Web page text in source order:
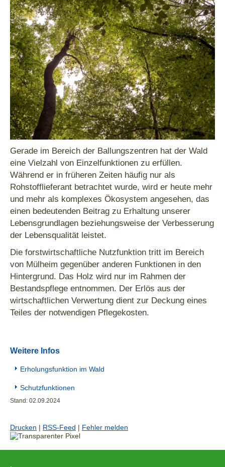
Gerade im Bereich der Ballungszentren hat der Wald
eine Vielzahl von Einzelfunktionen zu erfüllen.
Während er in früheren Zeiten häufig nur als
Rohstofflieferant betrachtet wurde, wird er heute mehr
und mehr als komplexes Ökosystem angesehen, das
einen bedeutenden Beitrag zu Erhaltung unserer
Lebensgrundlagen beziehungsweise der Verbesserung
der Lebensqualität leistet.
Die forstwirtschaftliche Nutzfunktion tritt im Bereich
von Mülheim gegenüber anderen Funktionen in den
Hintergrund. Das Holz wird nur im Rahmen der
Bestandspflege entnommen. Der Erlös aus der
wirtschaftlichen Verwertung dient zur Deckung eines
Teiles der notwendigen Pflegekosten.
Weitere Infos
Erholungsfunktion im Wald
Schutzfunktionen
Stand: 02.09.2024
Drucken | RSS-Feed | Fehler melden